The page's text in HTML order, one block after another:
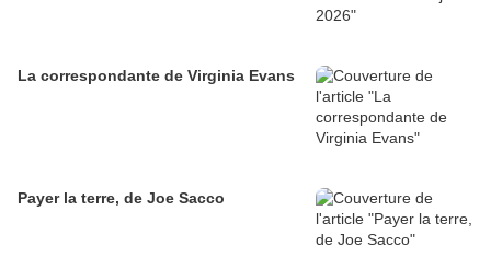
La correspondante de Virginia Evans
Payer la terre, de Joe Sacco